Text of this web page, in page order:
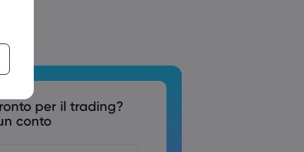
per il trading?
conto